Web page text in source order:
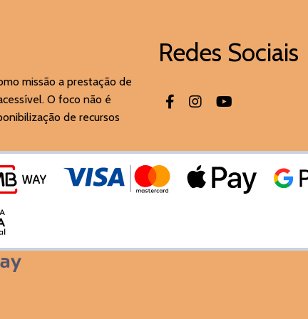
missão a prestação de
O foco não é
de recursos
Redes Sociais